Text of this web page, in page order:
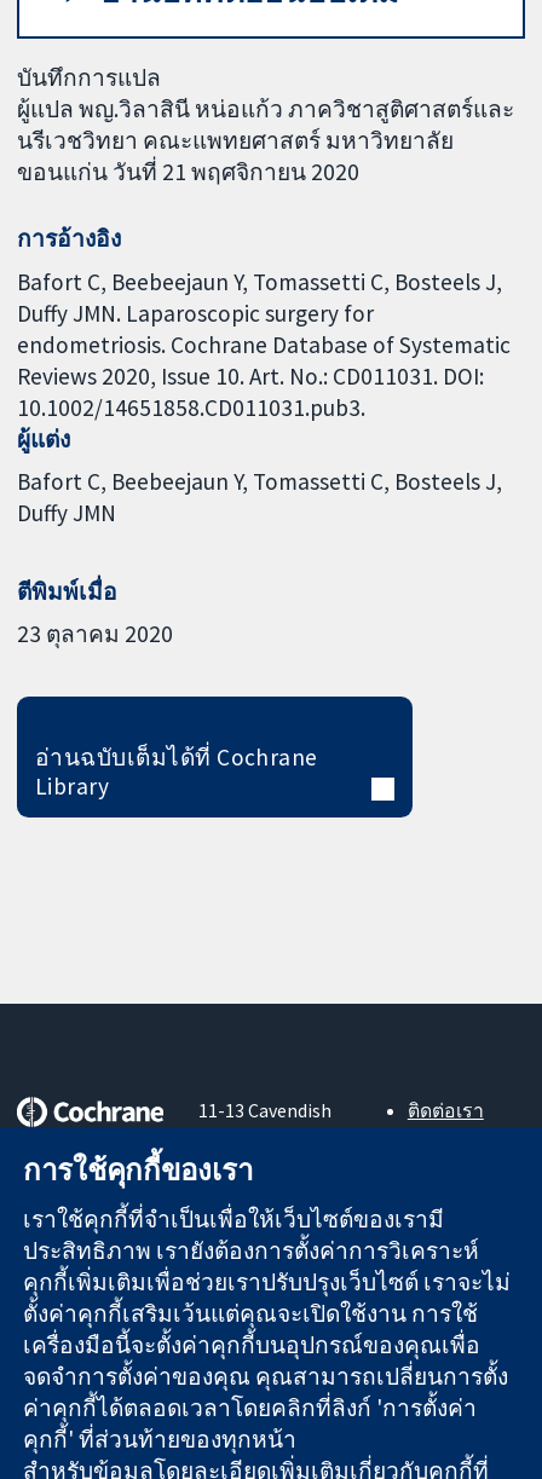
บันทึกการแปล
ผู้แปล พญ.วิลาสินี หน่อแก้ว ภาควิชาสูติศาสตร์และ
นรีเวชวิทยา คณะแพทยศาสตร์ มหาวิทยาลัย
ขอนแก่น วันที่ 21 พฤศจิกายน 2020
การอ้างอิง
Bafort C, Beebeejaun Y, Tomassetti C, Bosteels J,
Duffy JMN. Laparoscopic surgery for
endometriosis. Cochrane Database of Systematic
Reviews 2020, Issue 10. Art. No.: CD011031. DOI:
10.1002/14651858.CD011031.pub3.
ผู้แต่ง
Bafort C Beebeejaun Y Tomassetti C Bosteels J
Duffy JMN
ตีพิมพ์เมื่อ
23 ตุลาคม 2020
อ่านฉบับเต็มได้ที่ Cochrane
Library
หลักฐานที่เชื่อถือ
ได้
สู่การตัดสินใจ
อย่างมีข้อมูล
เพื่อสุขภาพที่ดีขึ้น
11-13 Cavendish
London
United Kingdom
ติดต่อเรา
About us
ตำแหน่งงาน
Cochrane
Library
The Cochrane Collaboration เป็นองค์กรการกุศล (เลขที่ 1045921)
และบริษัทจำกัดโดยการค้ำประกัน (เลขที่ 03044323) ที่จดทะเบียน
ในอังกฤษและเวลส์ หมายเลขจดทะเบียนภาษีมูลค่าเพิ่ม GB 718
2127 49
การใช้คุกกี้ของเรา
เราใช้คุกกี้ที่จำเป็นเพื่อให้เว็บไซต์ของเรามี
ประสิทธิภาพ เรายังต้องการตั้งค่าการวิเคราะห์
คุกกี้เพิ่มเติมเพื่อช่วยเราปรับปรุงเว็บไซต์ เราจะไม่
ตั้งค่าคุกกี้เสริมเว้นแต่คุณจะเปิดใช้งาน การใช้
เครื่องมือนี้จะตั้งค่าคุกกี้บนอุปกรณ์ของคุณเพื่อ
จดจำการตั้งค่าของคุณ คุณสามารถเปลี่ยนการตั้ง
ค่าคุกกี้ได้ตลอดเวลาโดยคลิกที่ลิงก์ 'การตั้งค่า
คุกกี้' ที่ส่วนท้ายของทุกหน้า
สำหรับข้อมูลโดยละเอียดเพิ่มเติมเกี่ยวกับคุกกี้ที่